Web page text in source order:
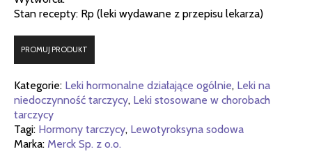
Stan recepty: Rp (leki wydawane z przepisu lekarza)
PROMUJ PRODUKT
Kategorie: Leki hormonalne działające ogólnie, Leki na
niedoczynność tarczycy, Leki stosowane w chorobach
tarczycy
Tagi: Hormony tarczycy, Lewotyroksyna sodowa
Marka: Merck Sp. z o.o.